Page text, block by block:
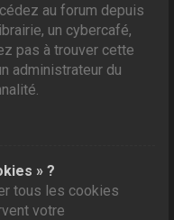
au forum depuis
un cybercafé,
pas à trouver cette
administrateur du
» ?
tous les cookies
votre